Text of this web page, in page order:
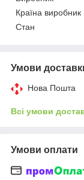
Країна виробник
Стан
Умови
Нова Пошта
Всі умови
Умови оплати